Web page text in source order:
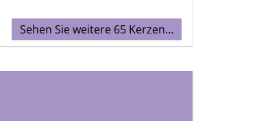
Sehen Sie weitere 65 Kerzen…